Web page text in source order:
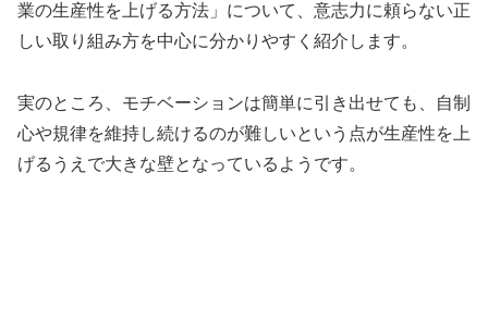
業の生産性を上げる方法」について、意志力に頼らない正
しい取り組み方を中心に分かりやすく紹介します。
実のところ、モチベーションは簡単に引き出せても、自制
心や規律を維持し続けるのが難しいという点が生産性を上
げるうえで大きな壁となっているようです。